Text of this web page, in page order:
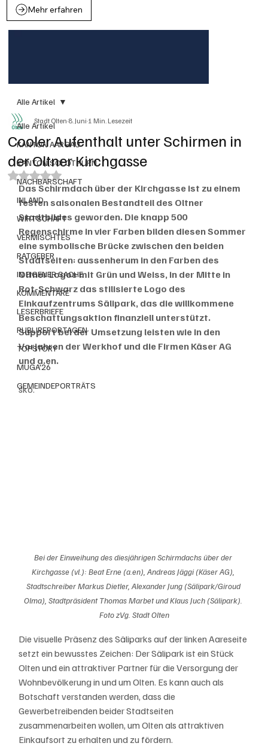
Mehr erfahren
Alle Artikel
KANTON AARGAU
KANTON SOLOTHURN
NACHBARSCHAFT
INLAND
WIRTSCHAFT
VERMISCHTES
RATGEBER
IN EIGENER SACHE
KOMMENTARE
LESERBRIEFE
PUBLIREPORTAGEN
TOPSTORY
MUGA'26
GEMEINDEPORTRÄTS
Alle Artikel
Cooler Aufenthalt unter Schirmen in
der Oltner Kirchgasse
Stadt Olten8. Juni1 Min. Lesezeit
Mit NaN von 5 Sternen bewertet.
Das Schirmdach über der Kirchgasse ist zu einem
festen saisonalen Bestandteil des Oltner
Stadtbildes geworden. Die knapp 500
Regenschirme in vier Farben bilden diesen Sommer
eine symbolische Brücke zwischen den beiden
Stadtseiten: aussenherum in den Farben des
Oltner Logos mit Grün und Weiss, in der Mitte in
Rot-Schwarz das stilisierte Logo des
Einkaufzentrums Sälipark, das die willkommene
Beschattungsaktion finanziell unterstützt.
Support bei der Umsetzung leisten wie in den
Vorjahren der Werkhof und die Firmen Käser AG
und a.en.
sko.
Bei der Einweihung des diesjährigen Schirmdachs über der
Kirchgasse (vl.): Beat Erne (a.en), Andreas Jäggi (Käser AG),
Stadtschreiber Markus Dietler, Alexander Jung (Sälipark/Giroud
Olma), Stadtpräsident Thomas Marbet und Klaus Juch (Sälipark).
Foto zVg. Stadt Olten
Die visuelle Präsenz des Säliparks auf der linken Aareseite
setzt ein bewusstes Zeichen: Der Sälipark ist ein Stück
Olten und ein attraktiver Partner für die Versorgung der
Wohnbevölkerung in und um Olten. Es kann auch als
Botschaft verstanden werden, dass die
Gewerbetreibenden beider Stadtseiten
zusammenarbeiten wollen, um Olten als attraktiven
Einkaufsort zu erhalten und zu fördern.